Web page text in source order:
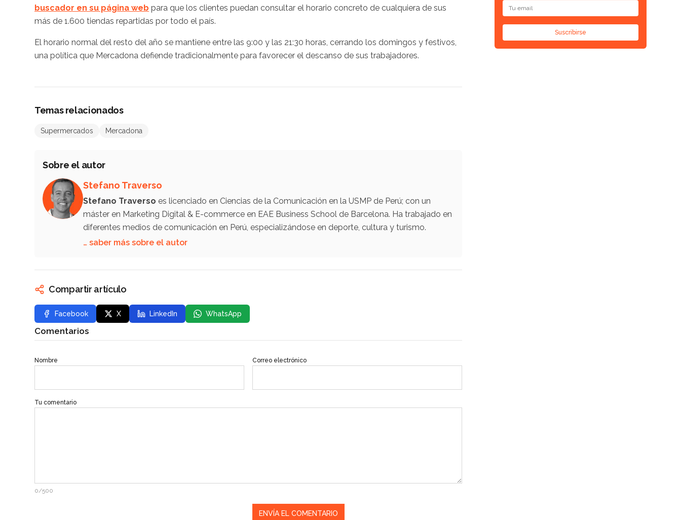
buscador en su página web para que los clientes puedan consultar el horario concreto de cualquiera de sus
más de 1.600 tiendas repartidas por todo el país.
El horario normal del resto del año se mantiene entre las 9:00 y las 21:30 horas, cerrando los domingos y festivos,
una política que Mercadona defiende tradicionalmente para favorecer el descanso de sus trabajadores.
Temas relacionados
Supermercados Mercadona
Sobre el autor
Stefano Traverso
Stefano Traverso es licenciado en Ciencias de la Comunicación en la USMP de Perú; con un
máster en Marketing Digital & E-commerce en EAE Business School de Barcelona. Ha trabajado en
diferentes medios de comunicación en Perú, especializándose en deporte, cultura y turismo.
… saber más sobre el autor
Compartir artículo
Facebook X LinkedIn WhatsApp
Comentarios
Nombre Correo electrónico
Tu comentario
0/500
Suscribirse